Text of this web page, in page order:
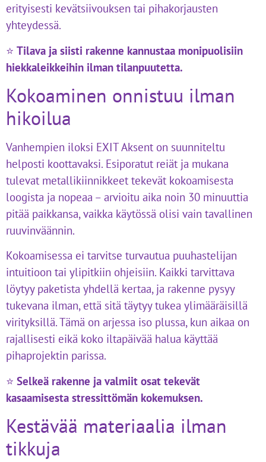
erityisesti kevätsiivouksen tai pihakorjausten
yhteydessä.
⭐ Tilava ja siisti rakenne kannustaa monipuolisiin
hiekkaleikkeihin ilman tilanpuutetta.
Kokoaminen onnistuu ilman
hikoilua
Vanhempien iloksi EXIT Aksent on suunniteltu
helposti koottavaksi. Esiporatut reiät ja mukana
tulevat metallikiinnikkeet tekevät kokoamisesta
loogista ja nopeaa – arvioitu aika noin 30 minuuttia
pitää paikkansa, vaikka käytössä olisi vain tavallinen
ruuvinväännin.
Kokoamisessa ei tarvitse turvautua puuhastelijan
intuitioon tai ylipitkiin ohjeisiin. Kaikki tarvittava
löytyy paketista yhdellä kertaa, ja rakenne pysyy
tukevana ilman, että sitä täytyy tukea ylimääräisillä
virityksillä. Tämä on arjessa iso plussa, kun aikaa on
rajallisesti eikä koko iltapäivää halua käyttää
pihaprojektin parissa.
⭐ Selkeä rakenne ja valmiit osat tekevät
kasaamisesta stressittömän kokemuksen.
Kestävää materiaalia ilman
tikkuja